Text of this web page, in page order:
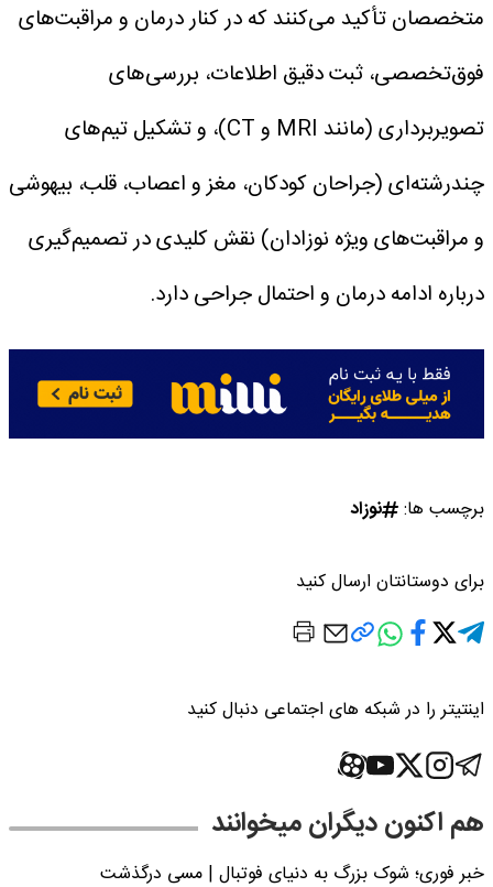
متخصصان تأکید می‌کنند که در کنار درمان و مراقبت‌های
فوق‌تخصصی، ثبت دقیق اطلاعات، بررسی‌های
تصویربرداری (مانند MRI و CT)، و تشکیل تیم‌های
چندرشته‌ای (جراحان کودکان، مغز و اعصاب، قلب، بیهوشی
و مراقبت‌های ویژه نوزادان) نقش کلیدی در تصمیم‌گیری
درباره ادامه درمان و احتمال جراحی دارد.
برچسب ها: نوزاد
برای دوستانتان ارسال کنید
اینتیتر را در شبکه های اجتماعی دنبال کنید
هم اکنون دیگران میخوانند
خبر فوری؛‌ شوک بزرگ به دنیای فوتبال | مسی درگذشت